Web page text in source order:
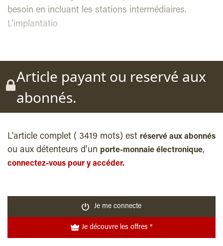
besoin en incluant les stations intermédiaires.
L’implantatio
Article payant ou reservé aux
abonnés.
L'article complet ( 3419 mots) est réservé aux abonnés
ou aux détenteurs d’un porte-monnaie électronique,
connectez-vous pour y accéder.
Je me connecte
Je découvre les offres *